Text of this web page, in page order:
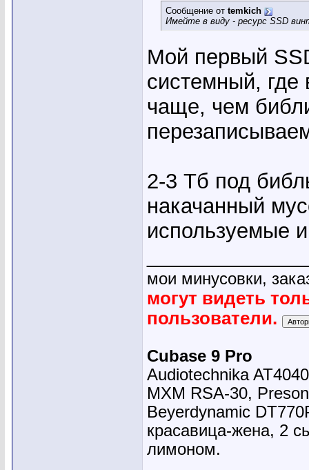
Сообщение от temkich
Имейте в виду - ресурс SSD
Мой первый
системный, где
чаще, чем
2-3 Тб под
накачанный
используемые
мои минусовки,
могут видеть
пользователи.
Cubase 9 Pro
Audiotechnika
MXM RSA-30,
Beyerdynamic
красавица-жена, 2
лимоном.